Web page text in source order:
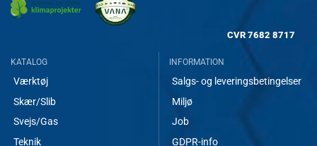
CVR 7682 8717
KATALOG
Værktøj
Skær/Slib
Svejs/Gas
Teknik
INFORMATION
Salgs- og leveringsbetingelser
Miljø
Job
GDPR-info